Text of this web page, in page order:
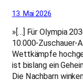
13. Mai 2026
»[…] Für Olympia
10.000-Zuschauer-
Wettkämpfe
ist bislang ein
Die Nachbarn